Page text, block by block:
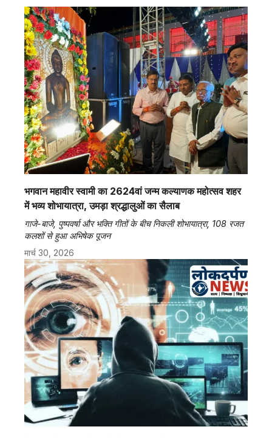
भगवान महावीर स्वामी का 2624वां जन्म कल्याणक महोत्सव शहर
में भव्य शोभायात्रा, उमड़ा श्रद्धालुओं का सैलाब
गाजे-बाजे, पुष्पवर्षा और भक्ति गीतों के बीच निकली शोभायात्रा, 108 रजत
कलशों से हुआ अभिषेक पूजन
मार्च 30, 2026